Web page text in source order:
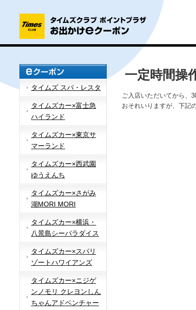
タイムズ スパ・レスタ
タイムズカー×富士急
ハイランド
タイムズカー×東京サ
マーランド
タイムズカー×西武園
ゆうえんち
タイムズカー×さがみ
湖MORI MORI
タイムズカー×横浜・
八景島シーパラダイス
タイムズカー×スパリ
ゾートハワイアンズ
タイムズカー×ニジゲ
ンノモリ クレヨンしん
ちゃんアドベンチャー
一定時間操
ご入店いただいてから、
おそれいりますが、下記